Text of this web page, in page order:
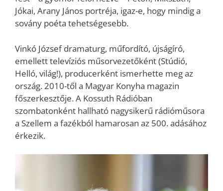
Jókai, Arany János portréja, igaz-e, hogy mindig a
sovány poéta tehetségesebb.
Vinkó József dramaturg, műfordító, újságíró,
emellett televíziós műsorvezetőként (Stúdió,
Helló, világ!), producerként ismerhette meg az
ország. 2010-től a Magyar Konyha magazin
főszerkesztője. A Kossuth Rádióban
szombatonként hallható nagysikerű rádióműsora
a Szellem a fazékból hamarosan az 500. adásához
érkezik.